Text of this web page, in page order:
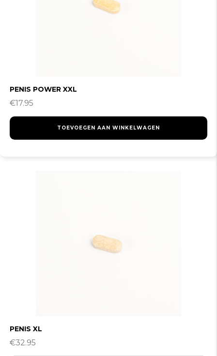
PENIS POWER XXL
€17.95
TOEVOEGEN AAN WINKELWAGEN
PENIS XL
€32.95